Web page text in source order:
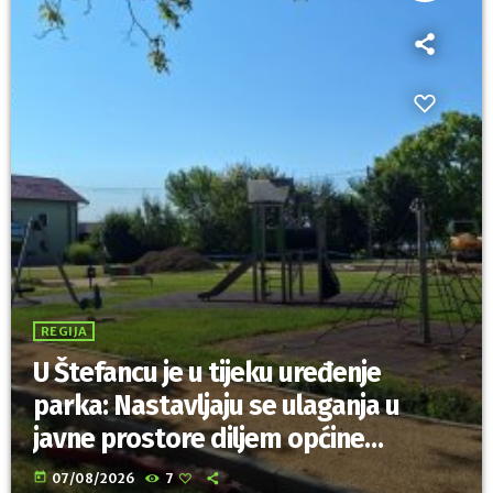
REGIJA
U Štefancu je u tijeku uređenje
parka: Nastavljaju se ulaganja u
javne prostore diljem općine
Trnovec Bartolovečki
today 07/08/2026 7